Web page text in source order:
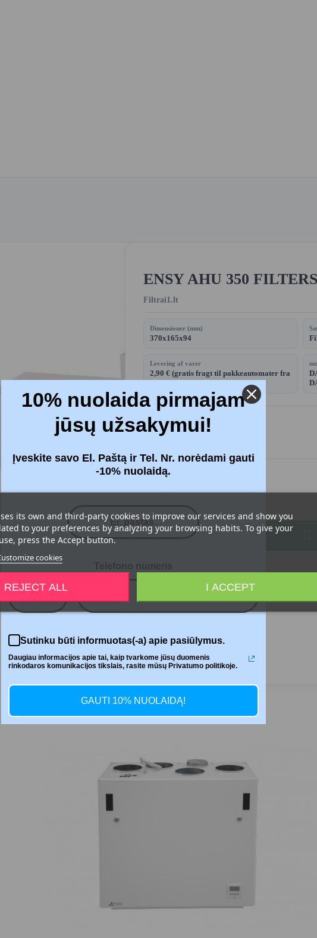
ENSY AHU 350
Filtrai1.lt
Dimensioner (mm)
370x165x94
Levering af varer
2,90 € (gratis fragt til pakkeautomater fra
50 €)
Price:28,49 €
Filtre : Effektiv (F7 + F7)
 
Del
its own and third-party cookies to improve our services and show you
to your preferences by analyzing your browsing habits. To give your
press the Accept button.
cookies
REJECT ALL I ACCEPT
10% nuolaida pirmajam
jūsų užsakymui!
Įveskite savo El. Paštą ir Tel. Nr. norėdami gauti
-10% nuolaidą.
Telefono numeris
Sutinku būti informuotas(-a) apie pasiūlymus.
Daugiau informacijos apie tai, kaip tvarkome jūsų duomenis
rinkodaros komunikacijos tikslais, rasite mūsų Privatumo politikoje.
GAUTI 10% NUOLAIDĄ!